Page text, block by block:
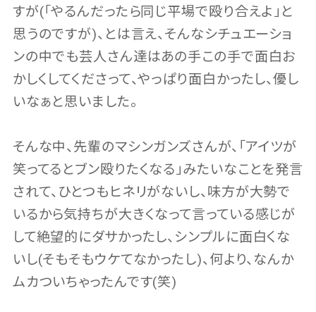
すが(「やるんだったら同じ平場で殴り合えよ」と
思うのですが)、とは言え、そんなシチュエーショ
ンの中でも芸人さん達はあの手この手で面白お
かしくしてくださって、やっぱり面白かったし、優し
いなぁと思いました。
そんな中、先輩のマシンガンズさんが、「アイツが
笑ってるとブン殴りたくなる」みたいなことを発言
されて、ひとつもヒネリがないし、味方が大勢で
いるから気持ちが大きくなって言っている感じが
して絶望的にダサかったし、シンプルに面白くな
いし(そもそもウケてなかったし)、何より、なんか
ムカついちゃったんです(笑)